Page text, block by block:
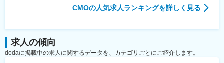
CMOの人気求人ランキングを詳しく見る
求人の傾向
dodaに掲載中の求人に関するデータを、カテゴリごとにご紹介します。